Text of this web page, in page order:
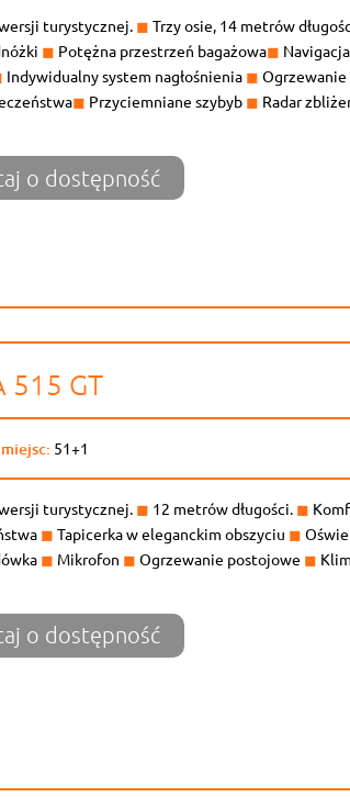
turystycznej. ◼ Trzy osie, 14 metrów
◼ Potężna przestrzeń bagażowa◼ Navigacja
Indywidualny system nagłośnienia ◼
◼ Przyciemniane szybyb ◼ Radar
o dostępność
515 GT
51+1
turystycznej. ◼ 12 metrów długości. ◼
◼ Tapicerka w eleganckim obszyciu ◼
◼ Mikrofon ◼ Ogrzewanie postojowe ◼
o dostępność